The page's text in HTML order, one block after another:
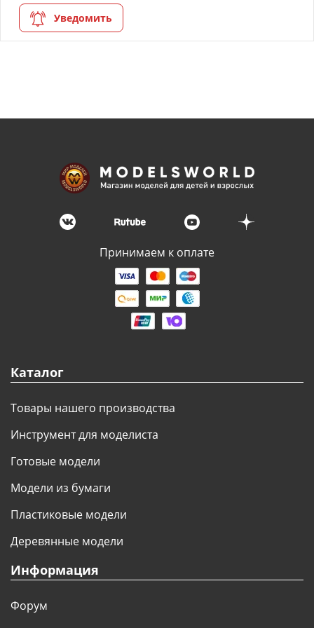
моделей
Деревянные 3D модели
Нестандартные заготовки
Новогодние изделия
Дерево БАЛЬЗА и
Модели из ФП смолы
Детские товары
Уведомить
Принимаем к оплате
Каталог
Товары нашего производства
Инструмент для моделиста
Готовые модели
Модели из бумаги
Пластиковые модели
Деревянные модели
Информация
Форум